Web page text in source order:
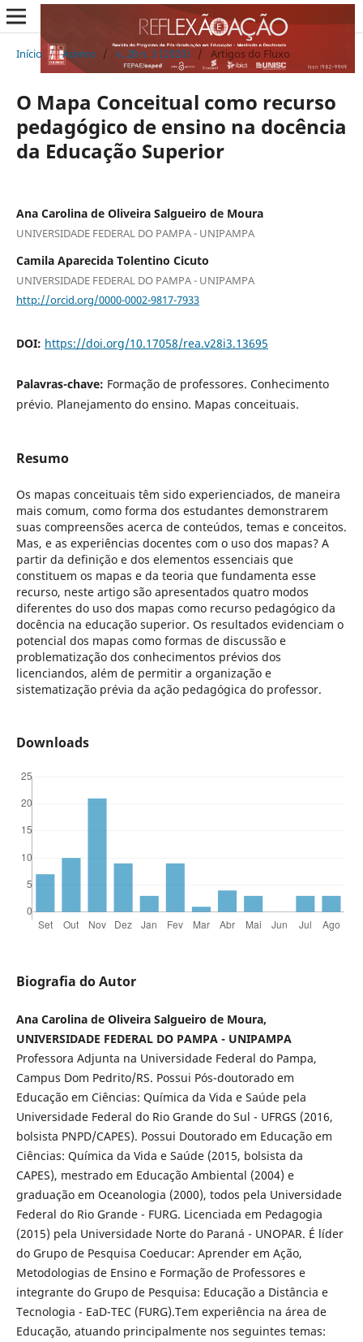
Início / Acervo / v. 28 n. 3 (2020) / Artigos do Fluxo
O Mapa Conceitual como recurso
pedagógico de ensino na docência
da Educação Superior
Ana Carolina de Oliveira Salgueiro de Moura
UNIVERSIDADE FEDERAL DO PAMPA - UNIPAMPA
Camila Aparecida Tolentino Cicuto
UNIVERSIDADE FEDERAL DO PAMPA - UNIPAMPA
http://orcid.org/0000-0002-9817-7933
DOI: https://doi.org/10.17058/rea.v28i3.13695
Palavras-chave: Formação de professores. Conhecimento
prévio. Planejamento do ensino. Mapas conceituais.
Resumo
Os mapas conceituais têm sido experienciados, de maneira
mais comum, como forma dos estudantes demonstrarem
suas compreensões acerca de conteúdos, temas e conceitos.
Mas, e as experiências docentes com o uso dos mapas? A
partir da definição e dos elementos essenciais que
constituem os mapas e da teoria que fundamenta esse
recurso, neste artigo são apresentados quatro modos
diferentes do uso dos mapas como recurso pedagógico da
docência na educação superior. Os resultados evidenciam o
potencial dos mapas como formas de discussão e
problematização dos conhecimentos prévios dos
licenciandos, além de permitir a organização e
sistematização prévia da ação pedagógica do professor.
Downloads
Biografia do Autor
Ana Carolina de Oliveira Salgueiro de Moura,
UNIVERSIDADE FEDERAL DO PAMPA - UNIPAMPA
Professora Adjunta na Universidade Federal do Pampa,
Campus Dom Pedrito/RS. Possui Pós-doutorado em
Educação em Ciências: Química da Vida e Saúde pela
Universidade Federal do Rio Grande do Sul - UFRGS (2016,
bolsista PNPD/CAPES). Possui Doutorado em Educação em
Ciências: Química da Vida e Saúde (2015, bolsista da
CAPES), mestrado em Educação Ambiental (2004) e
graduação em Oceanologia (2000), todos pela Universidade
Federal do Rio Grande - FURG. Licenciada em Pedagogia
(2015) pela Universidade Norte do Paraná - UNOPAR. É líder
do Grupo de Pesquisa Coeducar: Aprender em Ação,
Metodologias de Ensino e Formação de Professores e
integrante do Grupo de Pesquisa: Educação a Distância e
Tecnologia - EaD-TEC (FURG).Tem experiência na área de
Educação, atuando principalmente nos seguintes temas: